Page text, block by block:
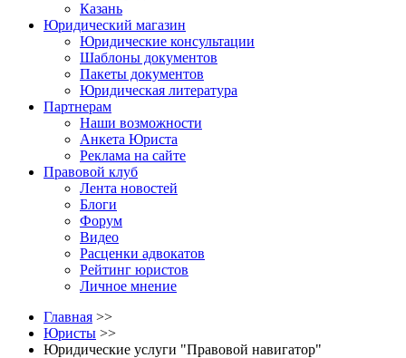
Казань
Юридический магазин
Юридические консультации
Шаблоны документов
Пакеты документов
Юридическая литература
Партнерам
Наши возможности
Анкета Юриста
Реклама на сайте
Правовой клуб
Лента новостей
Блоги
Форум
Видео
Расценки адвокатов
Рейтинг юристов
Личное мнение
Главная >>
Юристы >>
Юридические услуги "Правовой навигатор"